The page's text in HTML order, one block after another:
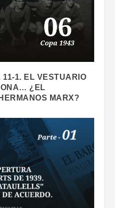
11-1. EL VESTUARIO
¿EL
MARX?